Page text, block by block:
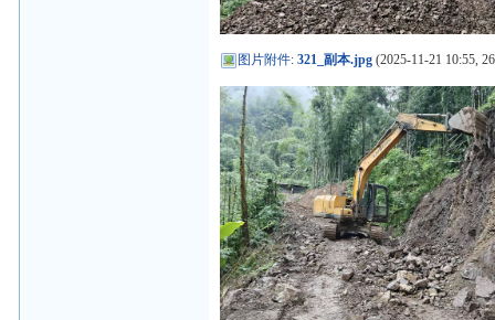
图片附件:321_副本.jpg (2025-11-21 10:55,